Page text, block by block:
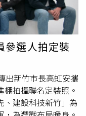
冒藥中提煉出氯假
他命。讓警方大為吃
，純度已達7、8
，當場逮獲製毒師
）吳男與郭男幾人
歲的魏姓女子負責
姓男子協助設置毒品
、毒氣飄出，引人
先是在台南市安定
參選人拍定裝
出新竹市長高虹安攜
拍攝聯名定裝照。
、建設科技新竹」為